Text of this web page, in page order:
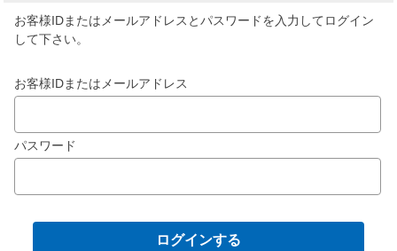
お客様IDまたはメールアドレス とパスワードを入力してログイン
して下さい。
お客様IDまたはメールアドレス
パスワード